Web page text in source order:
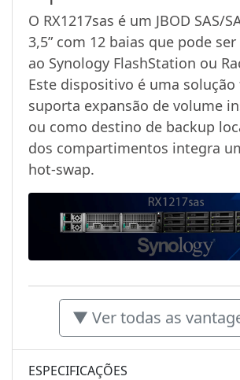
O RX1217sas é um JBOD SAS/
3,5” com 12 baias que pode
ao Synology FlashStation ou
Este dispositivo é uma
suporta expansão de volume
ou como destino de backup
dos compartimentos integra
hot-swap.
▼ Ver todas as
ESPECIFICAÇÕES